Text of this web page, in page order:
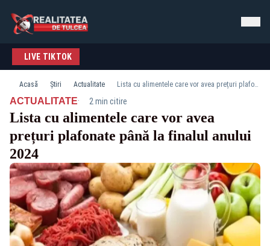
LIVE TIKTOK
Acasă Știri Actualitate Lista cu alimentele care vor avea prețuri plafonate până la finalul anului 2024
ACTUALITATE· 2 min citire
Lista cu alimentele care vor avea
prețuri plafonate până la finalul anului
2024